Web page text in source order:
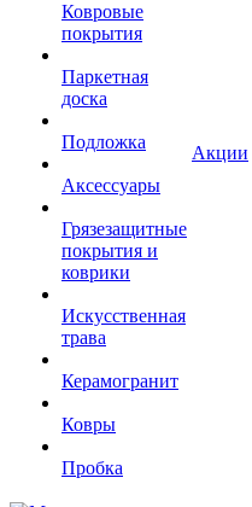
Ковровые
покрытия
Паркетная
доска
Подложка
Аксессуары
Грязезащитные
покрытия и
коврики
Искусственная
трава
Керамогранит
Ковры
Пробка
Акции